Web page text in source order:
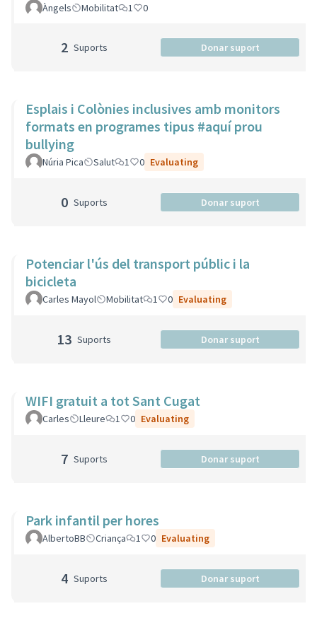
Àngels Mobilitat 1 0
2 Suports Donar suport
Esplais i Colònies inclusives amb monitors
formats en programes tipus #aquí prou
bullying
Núria Pica Salut 1 0 Evaluating
0 Suports Donar suport
Potenciar l'ús del transport públic i la
bicicleta
Carles Mayol Mobilitat 1 0 Evaluating
13 Suports Donar suport
WIFI gratuit a tot Sant Cugat
Carles Lleure 1 0 Evaluating
7 Suports Donar suport
Park infantil per hores
AlbertoBB Criança 1 0 Evaluating
4 Suports Donar suport